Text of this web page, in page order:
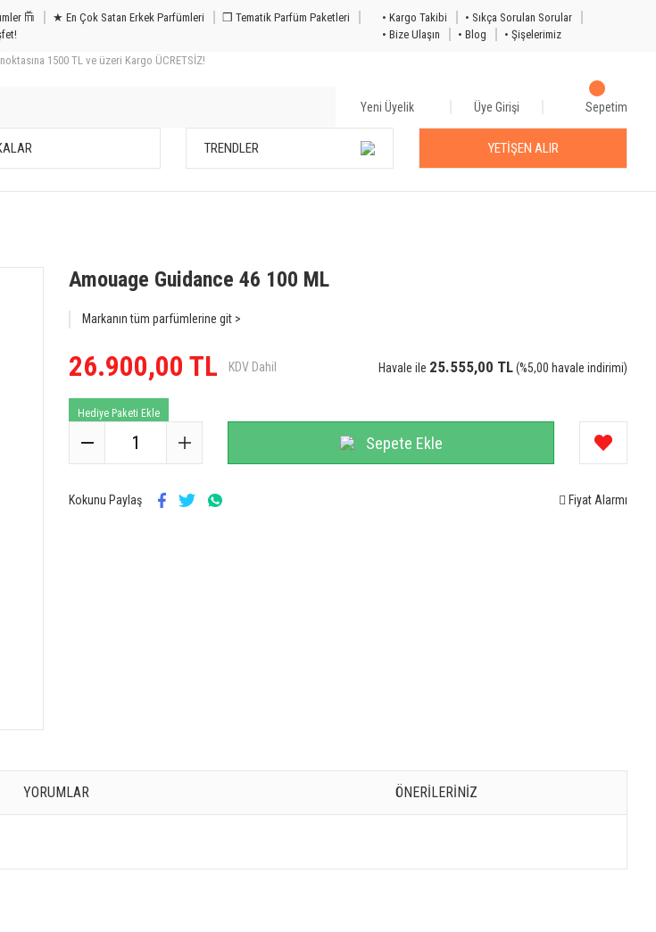
𐙏 ★ En Çok Satan Erkek Parfümleri
❒ Tematik Parfüm Paketleri
• Kargo Takibi
• Sıkça Sorulan Sorular
• Bize Ulaşın
• Blog
• Şişelerimiz
1500 TL ve üzeri Kargo ÜCRETSİZ!
Yeni Üyelik Üye Girişi Sepetim
TRENDLER YETİŞEN ALIR
Amouage Guidance 46 100 ML
Markanın tüm parfümlerine git >
26.900,00 TL KDV Dahil Havale ile 25.555,00 TL(%5,00 havale indirimi)
Hediye Paketi Ekle
Sepete Ekle
Kokunu Paylaş Fiyat Alarmı
YORUMLAR ÖNERILERINIZ